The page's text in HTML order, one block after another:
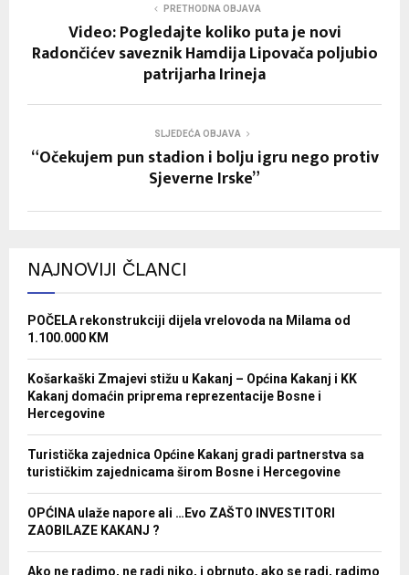
PRETHODNA OBJAVA
Video: Pogledajte koliko puta je novi
Radončićev saveznik Hamdija Lipovača poljubio
patrijarha Irineja
SLJEDEĆA OBJAVA
“Očekujem pun stadion i bolju igru nego protiv
Sjeverne Irske”
NAJNOVIJI ČLANCI
POČELA rekonstrukciji dijela vrelovoda na Milama od
1.100.000 KM
Košarkaški Zmajevi stižu u Kakanj – Općina Kakanj i KK
Kakanj domaćin priprema reprezentacije Bosne i
Hercegovine
Turistička zajednica Općine Kakanj gradi partnerstva sa
turističkim zajednicama širom Bosne i Hercegovine
OPĆINA ulaže napore ali …Evo ZAŠTO INVESTITORI
ZAOBILAZE KAKANJ ?
Ako ne radimo, ne radi niko, i obrnuto, ako se radi, radimo